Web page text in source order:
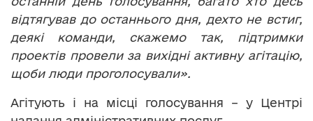
відтягував до останнього дня, дехто не встиг,
деякі команди, скажемо так, підтримки
проектів провели за вихідні активну агітацію,
щоби люди проголосували».
Агітують і на місці голосування – у Центрі